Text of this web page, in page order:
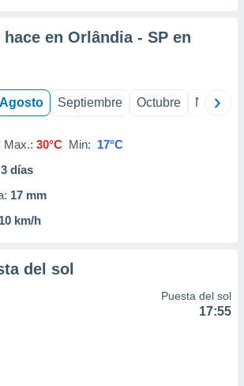
en Orlândia - SP en
Agosto Septiembre Octubre
Max.: 30°C Min: 17°C
3 días
17 mm
10 km/h
del sol
Puesta del sol
17:55